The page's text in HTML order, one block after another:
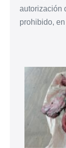
autorización
prohibido,